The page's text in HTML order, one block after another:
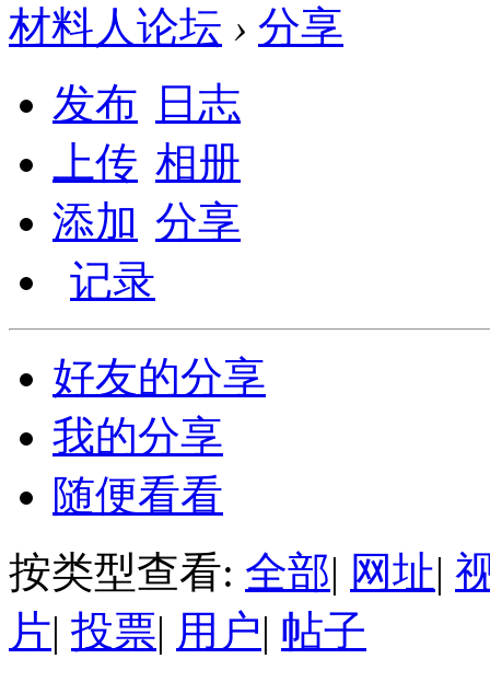
材料人论坛 › 分享
发布
日志
上传 相册
添加 分享
记录
好友的分享
我的分享
随便看看
按类型查看: 全部| 网址|
片| 投票| 用户| 帖子